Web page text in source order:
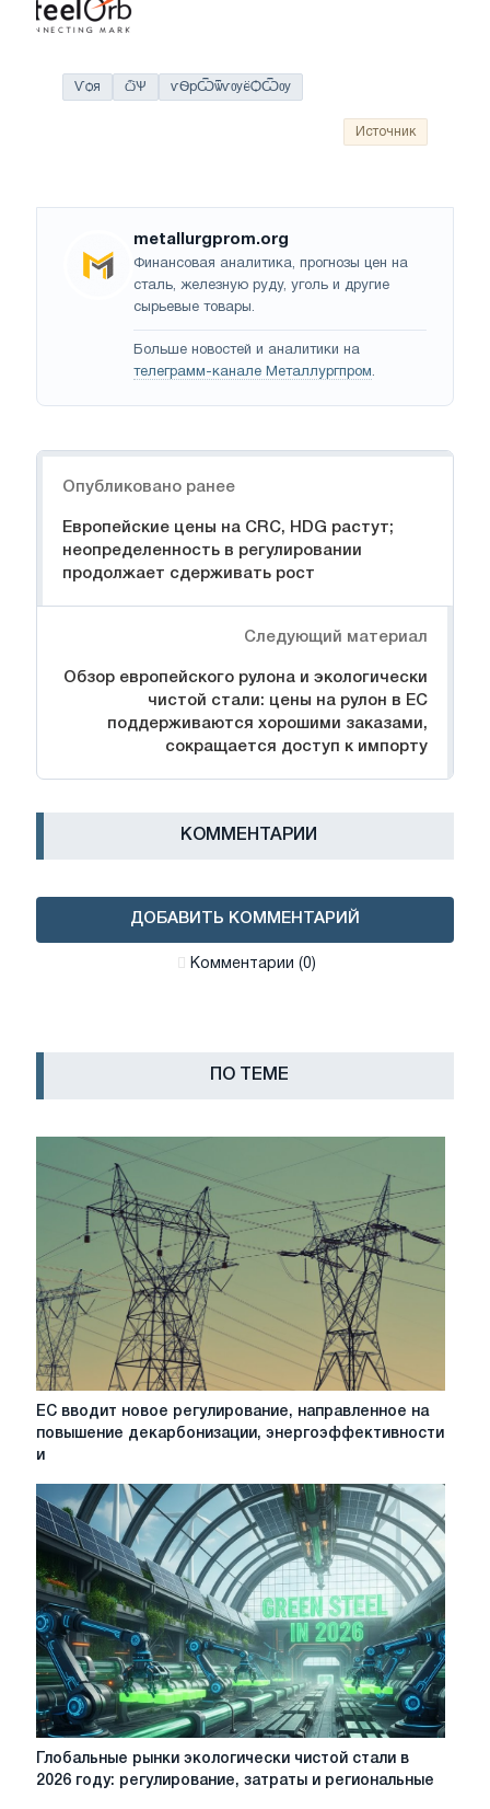
Ѵѻя ѽѰ ѵѲрѾѿѵѹёѺѾѹ
Источник
metallurgprom.org
Финансовая аналитика, прогнозы цен на
сталь, железную руду, уголь и другие
сырьевые товары.
Больше новостей и аналитики на
телеграмм-канале Металлургпром.
Опубликовано ранее
Европейские цены на CRC, HDG растут;
неопределенность в регулировании
продолжает сдерживать рост
Следующий материал
Обзор европейского рулона и экологически
чистой стали: цены на рулон в ЕС
поддерживаются хорошими заказами,
сокращается доступ к импорту
КОММЕНТАРИИ
ДОБАВИТЬ КОММЕНТАРИЙ
Комментарии (0)
ПО ТЕМЕ
ЕС
новое
направленное
на
повышение
декарбонизации,
энергоэффективности
и
производства
экологически
чистых
технологий
ЕС вводит новое регулирование, направленное на
повышение декарбонизации, энергоэффективности
и
Глобальные
рынки
Глобальные рынки экологически чистой стали в
2026 году: регулирование, затраты и региональные